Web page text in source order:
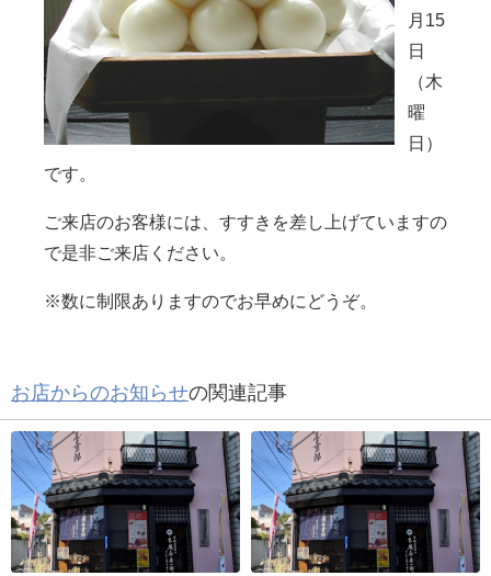
月15
日
（木
曜
日）
です。
ご来店のお客様には、すすきを差し上げていますの
で是非ご来店ください。
※数に制限ありますのでお早めにどうぞ。
お店からのお知らせの関連記事